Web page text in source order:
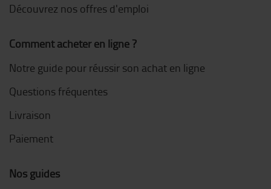
Découvrez nos offres d'emploi
Comment acheter en ligne ?
Notre guide pour réussir son achat en ligne
Questions fréquentes
Livraison
Paiement
Nos guides